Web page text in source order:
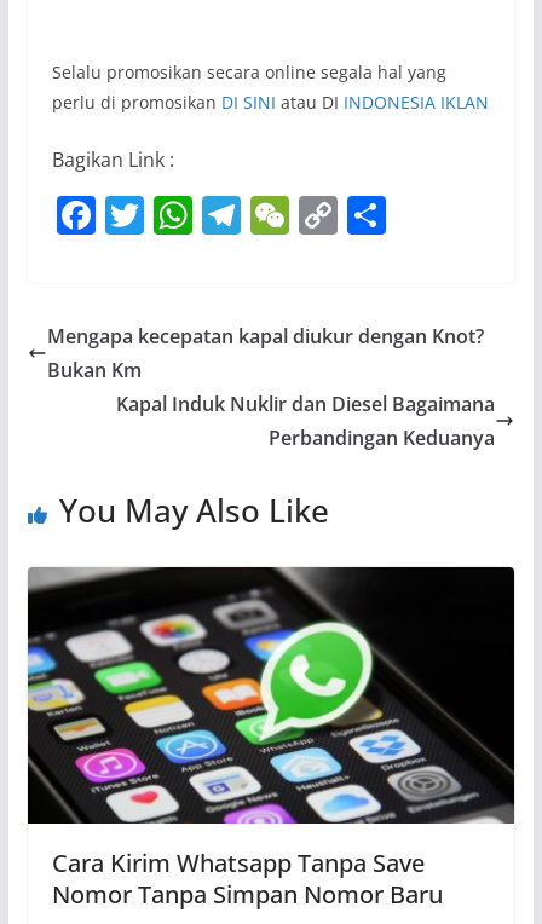
Selalu promosikan secara online segala hal yang
perlu di promosikan DI SINI atau DI INDONESIA IKLAN
Bagikan Link :
F
e
b
o
T
er
W
s
p
T
gr
m
W
h
C
y
n
k
S
e
Mengapa kecepatan kapal diukur dengan Knot?
Bukan Km
Kapal Induk Nuklir dan Diesel Bagaimana
Perbandingan Keduanya
You May Also Like
Cara Kirim Whatsapp Tanpa Save
Nomor Tanpa Simpan Nomor Baru